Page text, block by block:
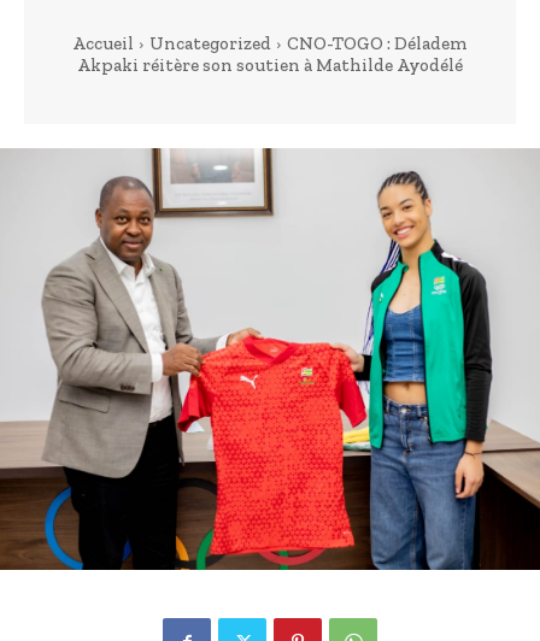
Accueil Uncategorized
CNO-TOGO : Déladem
Akpaki réitère son soutien à Mathilde Ayodélé